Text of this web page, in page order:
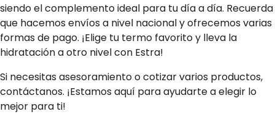
siendo el complemento ideal para tu día a día. Recuerda
que hacemos envíos a nivel nacional y ofrecemos varias
formas de pago. ¡Elige tu termo favorito y lleva la
hidratación a otro nivel con Estra!
Si necesitas asesoramiento o cotizar varios productos,
contáctanos. ¡Estamos aquí para ayudarte a elegir lo
mejor para ti!